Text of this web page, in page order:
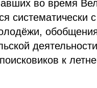
во время
систематически
к